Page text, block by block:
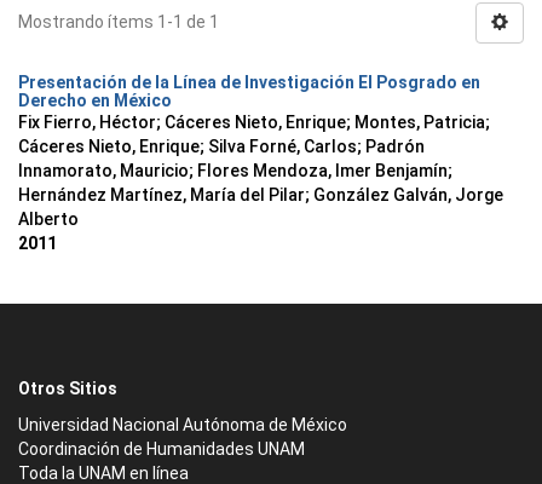
Mostrando ítems 1-1 de 1
Presentación de la Línea de Investigación El Posgrado en
Derecho en México
Fix Fierro, Héctor; Cáceres Nieto, Enrique; Montes, Patricia;
Cáceres Nieto, Enrique; Silva Forné, Carlos; Padrón
Innamorato, Mauricio; Flores Mendoza, Imer Benjamín;
Hernández Martínez, María del Pilar; González Galván, Jorge
Alberto
2011
Otros Sitios
Universidad Nacional Autónoma de México
Coordinación de Humanidades UNAM
Toda la UNAM en línea